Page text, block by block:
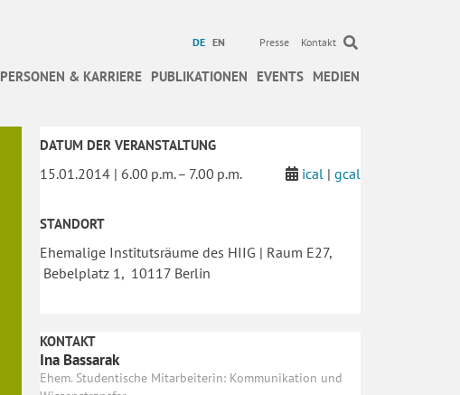
DE EN Presse Kontakt
PERSONEN & KARRIERE PUBLIKATIONEN EVENTS MEDIEN
DATUM DER VERANSTALTUNG
15.01.2014 | 6.00 p.m. – 7.00 p.m. ical| gcal
STANDORT
Ehemalige Institutsräume des HIIG | Raum E27,
Bebelplatz 1, 10117 Berlin
KONTAKT
Ina Bassarak
Ehem. Studentische Mitarbeiterin: Kommunikation und